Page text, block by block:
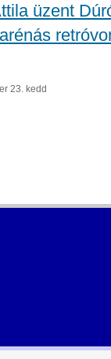
üzent
23. kedd